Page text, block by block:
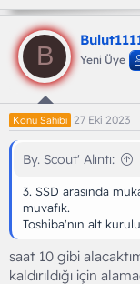
B Yeni Üye
Konu Sahibi 27 Eki 2023
By. Scout' Alıntı:
3. SSD arasında
muvafık.
Toshiba'nın alt
saat 10 gibi
kaldırıldığı için